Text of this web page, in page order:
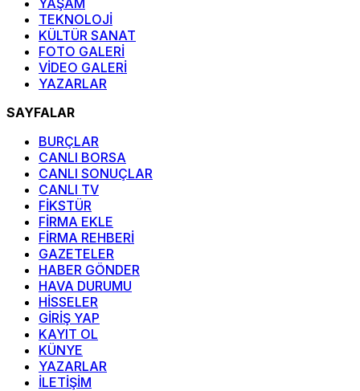
TEKNOLOJİ
KÜLTÜR SANAT
FOTO GALERİ
VİDEO GALERİ
YAZARLAR
SAYFALAR
BURÇLAR
CANLI BORSA
CANLI SONUÇLAR
CANLI TV
FİKSTÜR
FİRMA EKLE
FİRMA REHBERİ
GAZETELER
HABER GÖNDER
HAVA DURUMU
HİSSELER
GİRİŞ YAP
KAYIT OL
KÜNYE
YAZARLAR
İLETİŞİM